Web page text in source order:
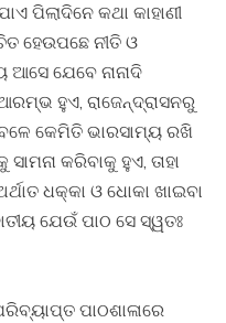
ପିଲାଦିନେ କଥା କାହାଣୀ
ହେଉପଛେ ନୀତି ଓ
ଯେବେ ନାନାଦି
ହୁଏ, ରାଜେନ୍ଦ୍ରାସନରୁ
କେମିତି ଭାରସାମ୍ୟ ରଖି
କରିବାକୁ ହୁଏ, ତାହା
ଧକ୍କା ଓ ଧୋକା ଖାଇବା
ଯେଉଁ ପାଠ ସେ ସ୍ୱତଃ
ପାଠଶାଳାରେ